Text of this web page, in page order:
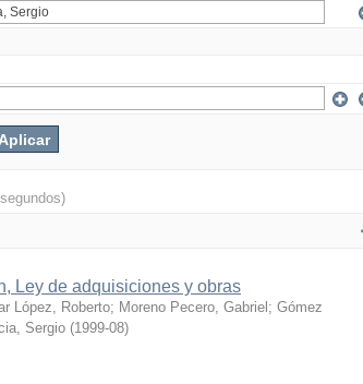
Ley de adquisiciones y obras
López, Roberto; Moreno Pecero, Gabriel ; Gómez
Sergio (1999-08)